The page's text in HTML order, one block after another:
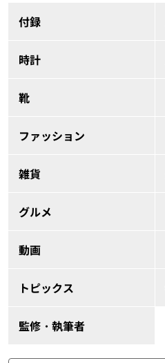
付録
時計
靴
ファッション
雑貨
グルメ
動画
トピックス
監修・執筆者